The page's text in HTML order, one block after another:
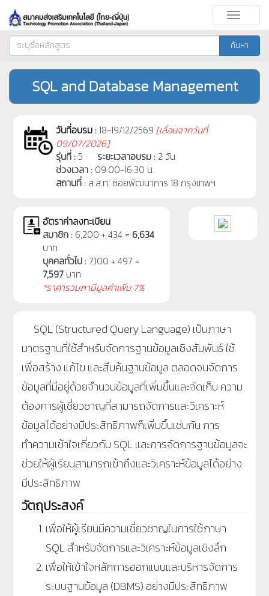
Toggle
ค้นหา
SQL and Database Management
วันที่อบรม :18-19/12/2569 [เลื่อนจากวันที่
09/07/2026]
รุ่นที่ : 5 ระยะเวลาอบรม : 2 วัน
ช่วงเวลา : 09:00-16:30 น.
สถานที่ : ส.ส.ท. ซอยพัฒนาการ 18 กรุงเทพฯ
อัตราค่าลงทะเบียน
สมาชิก : 6,200 + 434 = 6,634
บาท
บุคคลทั่วไป :7,100 + 497 =
7,597 บาท
*ราคารวมภาษีมูลค่าเพิ่ม 7%
SQL (Structured Query Language) เป็นภาษา
มาตรฐานที่ใช้สำหรับจัดการฐานข้อมูลเชิงสัมพันธ์ ใช้
เพื่อสร้าง แก้ไข และสืบค้นฐานข้อมูล ตลอดจนจัดการ
ข้อมูลที่มีอยู่ด้วยจำนวนข้อมูลที่เพิ่มขึ้นและจัดเก็บ ความ
ต้องการผู้เชี่ยวชาญที่สามารถจัดการและวิเคราะห์
ข้อมูลได้อย่างมีประสิทธิภาพก็เพิ่มขึ้นเช่นกัน การ
ทำความเข้าใจเกี่ยวกับ SQL และการจัดการฐานข้อมูลจะ
ช่วยให้ผู้เรียนสามารถเข้าถึงและวิเคราะห์ข้อมูลได้อย่าง
มีประสิทธิภาพ
วัตถุประสงค์
เพื่อให้ผู้เรียนมีความเชี่ยวชาญในการใช้ภาษา
SQL สำหรับจัดการและวิเคราะห์ข้อมูลเชิงลึก
เพื่อให้เข้าใจหลักการออกแบบและบริหารจัดการ
ระบบฐานข้อมูล (DBMS) อย่างมีประสิทธิภาพ